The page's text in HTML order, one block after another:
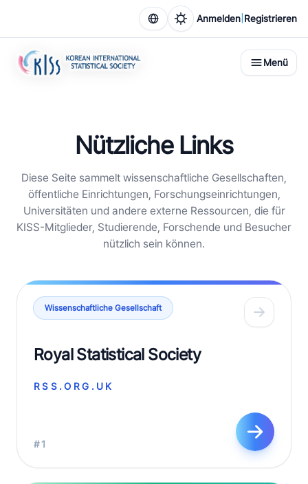
Anmelden Registrieren
Menü
Nützliche Links
Diese Seite sammelt wissenschaftliche Gesellschaften,
öffentliche Einrichtungen, Forschungseinrichtungen,
Universitäten und andere externe Ressourcen, die für
KISS-Mitglieder, Studierende, Forschende und Besucher
nützlich sein können.
Wissenschaftliche Gesellschaft
Royal Statistical Society
RSS.ORG.UK
#1